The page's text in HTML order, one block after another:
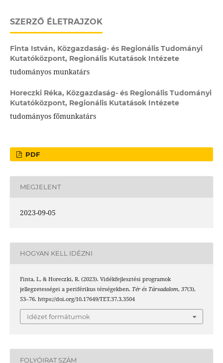
SZERZŐ ÉLETRAJZOK
Finta István, Közgazdaság- és Regionális Tudományi
Kutatóközpont, Regionális Kutatások Intézete
tudományos munkatárs
Horeczki Réka, Közgazdaság- és Regionális Tudományi
Kutatóközpont, Regionális Kutatások Intézete
tudományos főmunkatárs
PDF
MEGJELENT
2023-09-05
HOGYAN KELL IDÉZNI
Finta, I., & Horeczki, R. (2023). Vidékfejlesztési programok
jellegzetességei a periférikus térségekben. Tér és Társadalom, 37(3),
53–76. https://doi.org/10.17649/TET.37.3.3504
Idézet formátumok
FOLYÓIRAT SZÁM